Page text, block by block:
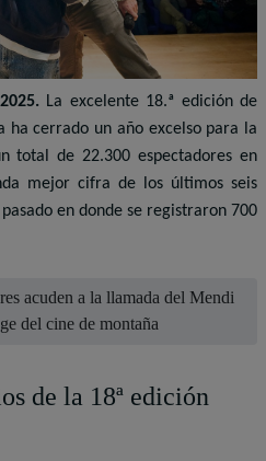
La excelente 18.ª edición de
ha cerrado un año excelso para la
total de 22.300 espectadores en
mejor cifra de los últimos seis
en donde se registraron 700
acuden a la llamada del Mendi
del cine de montaña
de la 18ª edición